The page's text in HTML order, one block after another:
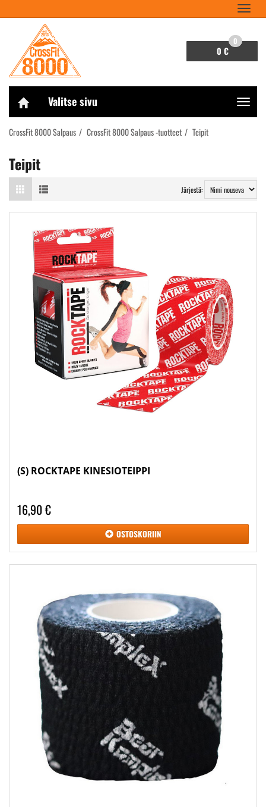
0 €
0
Valitse sivu
CrossFit 8000 Salpaus CrossFit 8000 Salpaus -tuotteet Teipit
Teipit
Järjestä:
(S) ROCKTAPE KINESIOTEIPPI
16,90 €
OSTOSKORIIN